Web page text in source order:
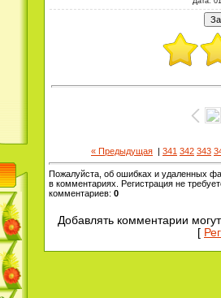
« Предыдущая | 341 342 343
Пожалуйста, об ошибках и удаленных
в комментариях. Регистрация не
комментариев: 0
Добавлять комментарии
[